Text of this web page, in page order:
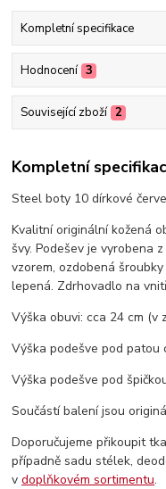
Kompletní specifikace
Hodnocení 3
Související zboží 2
Kompletní
Steel boty 10 dírkové
Kvalitní originální kožená
švy. Podešev je vyrobena
vzorem, ozdobená
lepená. Zdrhovadlo na
Výška obuvi: cca 24 cm (v
Výška podešve pod patou
Výška podešve pod
Součástí balení jsou
Doporučujeme přikoupit
případně sadu stélek,
vdoplňkovém sortimentu.